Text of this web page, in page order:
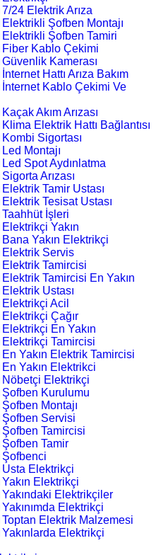
24 Elektrik Arıza
Elektrikli Şofben Montajı
Elektrikli Şofben Tamiri
Fiber Kablo Çekimi
Güvenlik Kamerası
Hattı Arıza Bakım
İnternet Kablo Çekimi Ve
Akım Arızası
Elektrik Hattı Bağlantısı
Kombi Sigortası
Montajı
Led Spot Aydınlatma
Arızası
Tamir Ustası
Elektrik Tesisat Ustası
Taahhüt İşleri
Yakın
Bana Yakın Elektrikçi
Elektrik Servis
Elektrik Tamircisi
Elektrik Tamircisi En Yakın
Ustası
Acil
Elektrikçi Çağır
Elektrikçi En Yakın
Elektrikçi Tamircisi
En Yakın Elektrik Tamircisi
En Yakın Elektrikci
Nöbetçi Elektrikçi
Şofben Kurulumu
Montajı
Şofben Servisi
Şofben Tamircisi
Şofben Tamir
Şofbenci
Usta Elektrikçi
Elektrikçi
Yakındaki Elektrikçiler
Elektrikçi
Toptan Elektrik Malzemesi
Yakınlarda Elektrikçi